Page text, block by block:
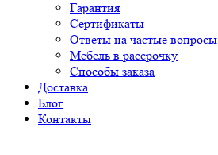
Гарантия
Сертификаты
Ответы на частые вопросы
Мебель в рассрочку
Способы заказа
Доставка
Блог
Контакты